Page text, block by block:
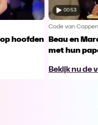
hoofden
00:53
Code van
Beau en
met hun
Bekijk nu de